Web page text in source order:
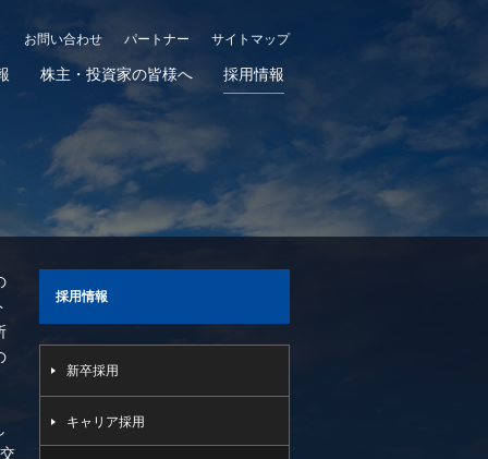
サイトマップ
パートナー
お問い合わせ
株主・投資家の皆様へ 採用情報
採用情報
新卒採用
キャリア採用